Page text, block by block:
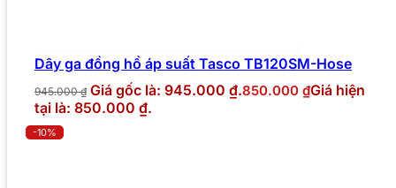
Dây ga đồng hồ áp suất Tasco TB120SM-Hose
945.000₫ Giá gốc là: 945.000 ₫.850.000 ₫Giá hiện
tại là: 850.000 ₫.
-10%